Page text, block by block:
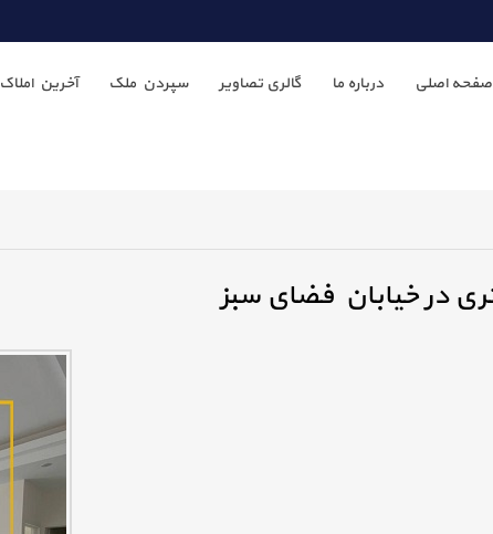
صفحه اصلی درباره ما گالری تصاویر سپردن ملک آخرین املاک